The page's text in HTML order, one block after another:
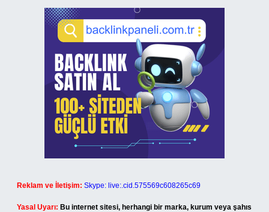
Reklam ve İletişim: Skype: live:.cid.575569c608265c69
Yasal Uyarı: Bu internet sitesi, herhangi bir marka, kurum veya şahıs